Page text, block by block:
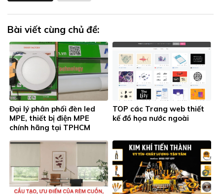
Bài viết cùng chủ đề:
Đại lý phân phối đèn led
MPE, thiết bị điện MPE
chính hãng tại TPHCM
TOP các Trang web thiết
kế đồ họa nước ngoài